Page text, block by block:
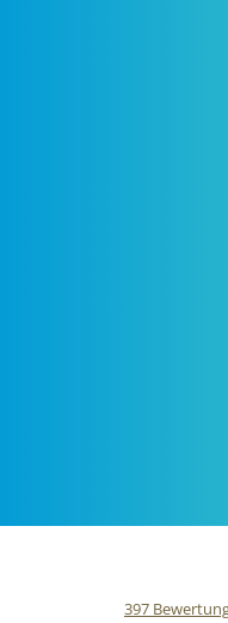
397